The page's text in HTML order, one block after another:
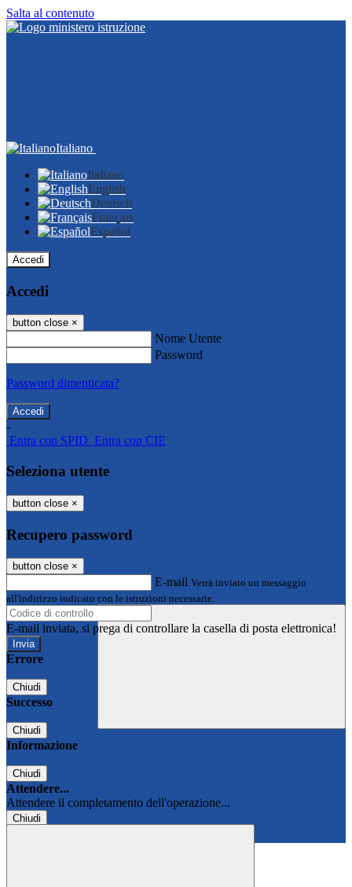
Salta al contenuto
Italiano
Italiano
English
Deutsch
Français
Español
Accedi
Accedi
button close ×
Nome Utente
Password
Password dimenticata?
-
Entra con SPID Entra con CIE
Seleziona utente
button close ×
Recupero password
button close ×
E-mail Verrà inviato un messaggio
all'indirizzo indicato con le istruzioni necessarie.
E-mail inviata, si prega di controllare la casella di posta elettronica!
Errore
Chiudi
Successo
Chiudi
Informazione
Chiudi
Attendere...
Attendere il completamento dell'operazione...
Chiudi